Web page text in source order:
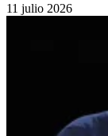
11 julio 2026